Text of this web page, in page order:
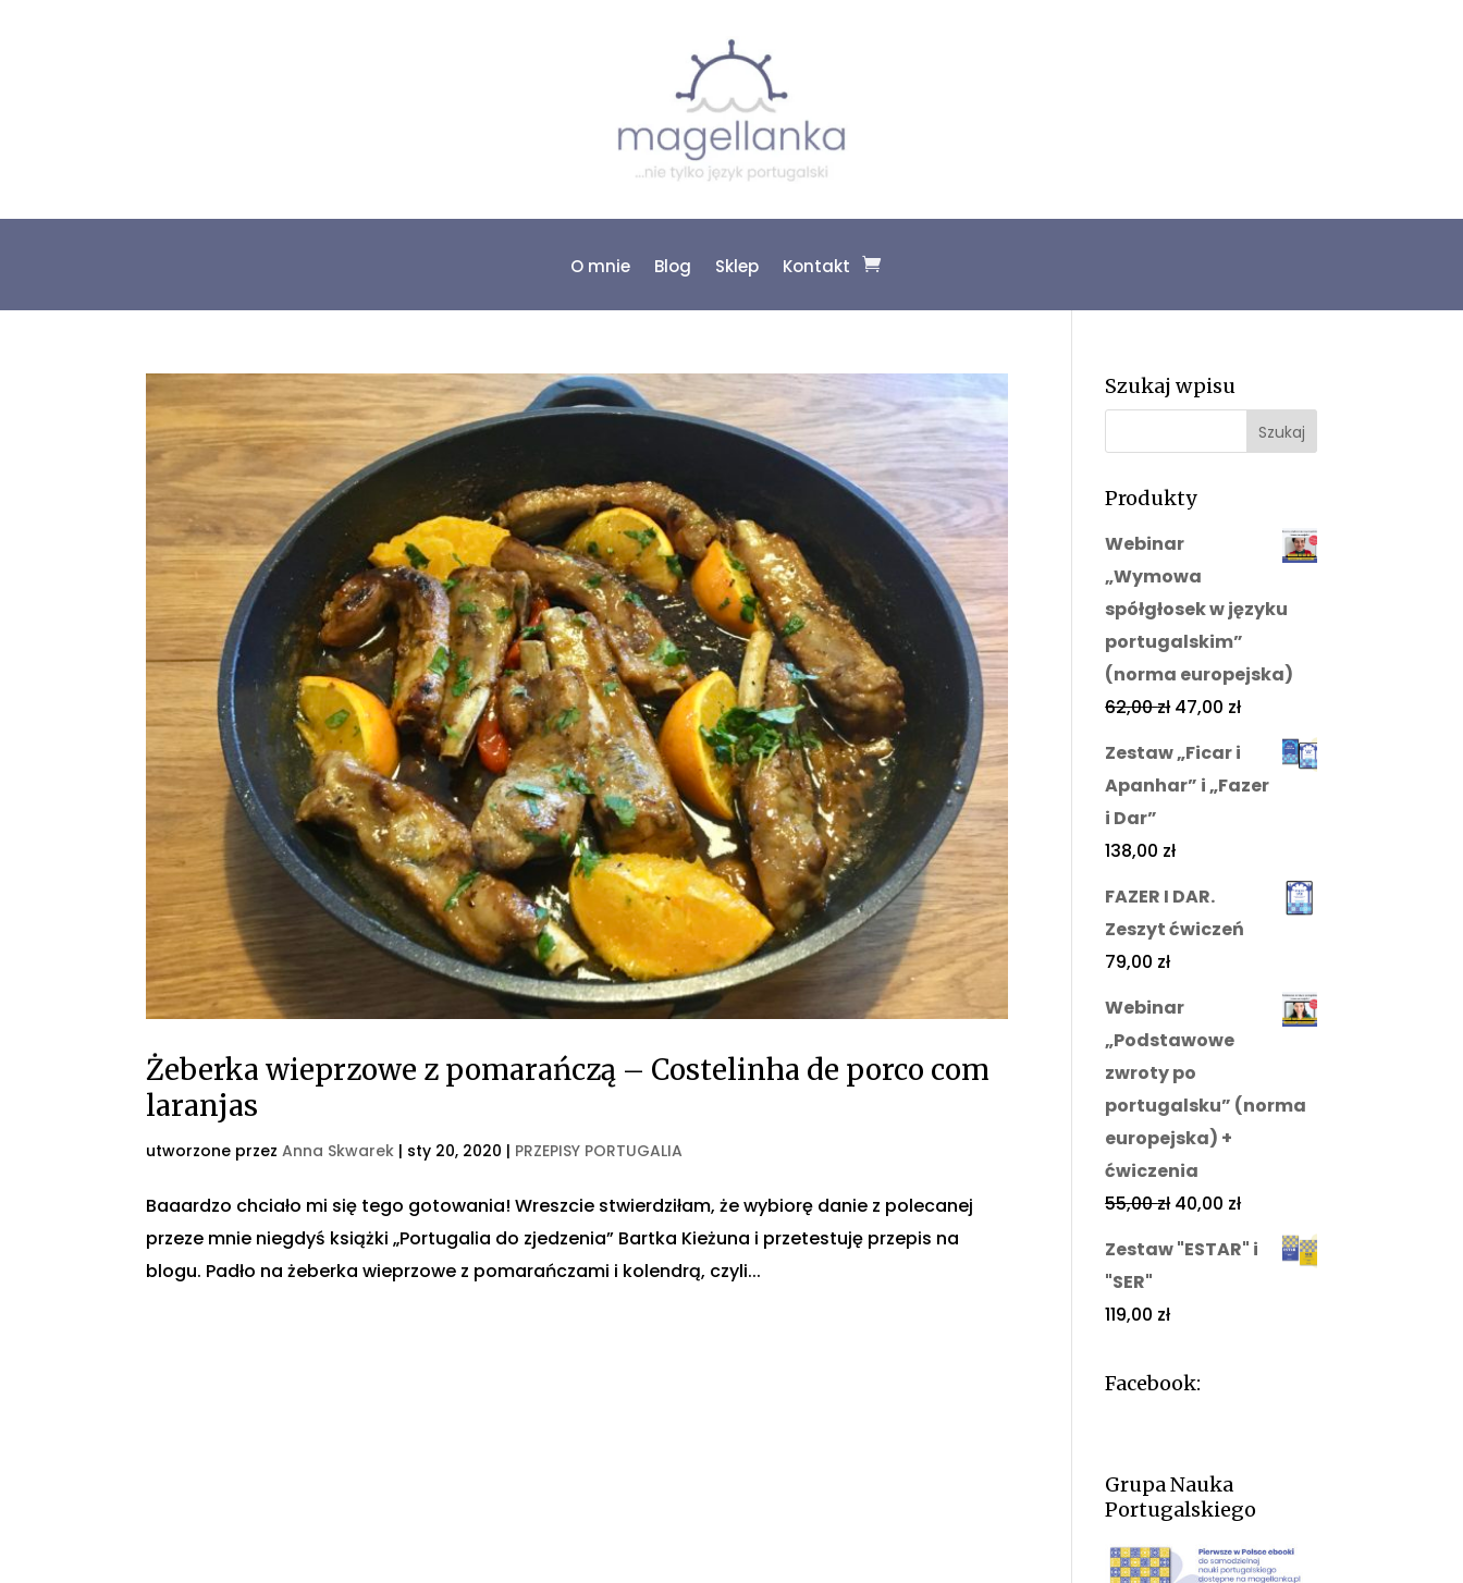
O mnie Blog Sklep Kontakt
Żeberka wieprzowe z pomarańczą – Costelinha de porco com
laranjas
utworzone przezAnna Skwarek | sty 20, 2020 | PRZEPISY PORTUGALIA
Baaardzo chciało mi się tego gotowania! Wreszcie stwierdziłam, że wybiorę danie z polecanej
przeze mnie niegdyś książki „Portugalia do zjedzenia” Bartka Kieżuna i przetestuję przepis na
blogu. Padło na żeberka wieprzowe z pomarańczami i kolendrą, czyli...
Szukaj wpisu
Produkty
Webinar
„Wymowa
spółgłosek w języku
portugalskim”
(norma europejska)
62,00zł 47,00 zł
Zestaw „Ficar i
Apanhar” i „Fazer
i Dar”
138,00 zł
FAZER I DAR.
Zeszyt ćwiczeń
79,00 zł
Webinar
„Podstawowe
zwroty po
portugalsku” (norma
europejska) +
ćwiczenia
55,00zł 40,00 zł
Zestaw "ESTAR" i
"SER"
119,00 zł
Facebook:
Grupa Nauka
Portugalskiego